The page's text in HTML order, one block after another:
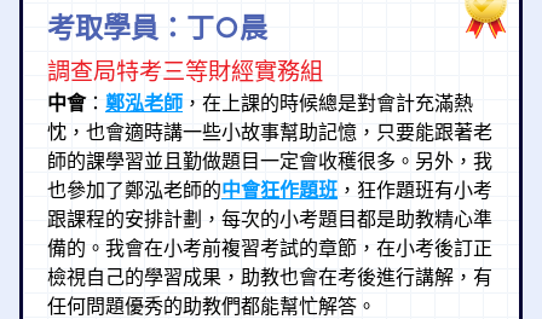
考取學員：丁○晨
調查局特考三等財經實務組
中會： 鄭泓老師 ，在上課的時候總是對會計充滿熱
忱，也會適時講一些小故事幫助記憶，只要能跟著老
師的課學習並且勤做題目一定會收穫很多。另外，我
也參加了鄭泓老師的中會狂作題班 ，狂作題班有小考
跟課程的安排計劃，每次的小考題目都是助教精心準
備的。我會在小考前複習考試的章節，在小考後訂正
檢視自己的學習成果，助教也會在考後進行講解，有
任何問題優秀的助教們都能幫忙解答。